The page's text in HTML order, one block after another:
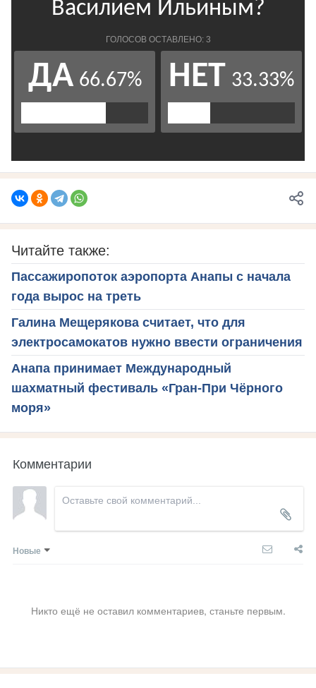
Читайте также:
Пассажиропоток аэропорта Анапы с начала
года вырос на треть
Галина Мещерякова считает, что для
электросамокатов нужно ввести ограничения
Анапа принимает Международный
шахматный фестиваль «Гран-При Чёрного
моря»
Комментарии
Новые
Никто ещё не оставил комментариев, станьте первым.